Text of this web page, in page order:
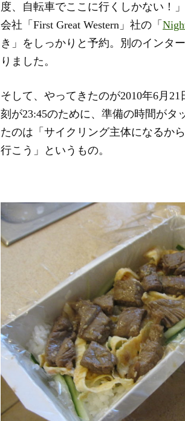
度、自転車でここに行くしかない！
会社「First Great Western」社の「
き」をしっかりと予約。別のインタ
りました。
そして、やってきたのが2010年6月
刻が23:45のために、準備の時間がタ
たのは「サイクリング主体になるか
行こう」というもの。